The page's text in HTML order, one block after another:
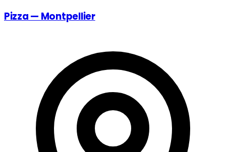
Pizza — Montpellier